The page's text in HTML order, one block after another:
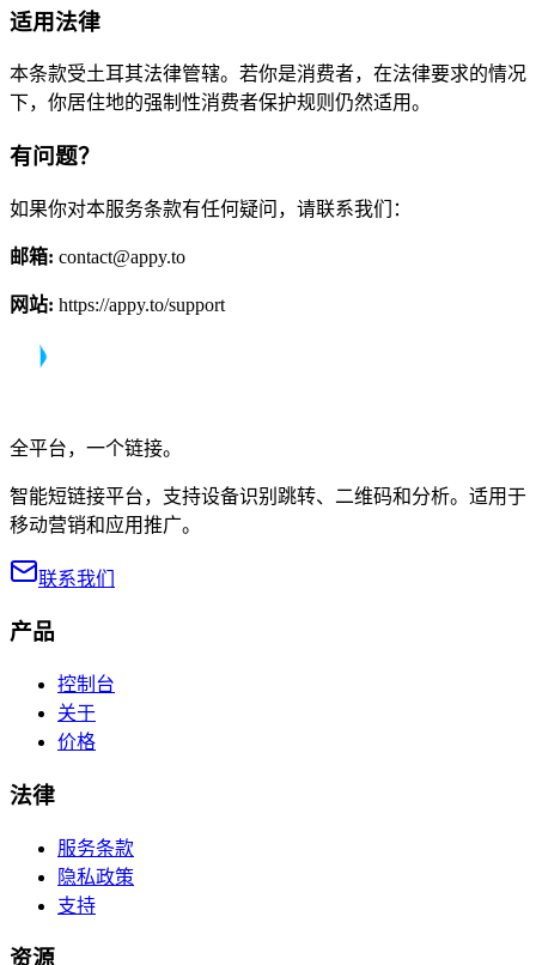
适用法律
本条款受土耳其法律管辖。若你是消费者，在法律要求的情况
下，你居住地的强制性消费者保护规则仍然适用。
有问题？
如果你对本服务条款有任何疑问，请联系我们：
邮箱: contact@appy.to
网站: https://appy.to/support
全平台，一个链接。
智能短链接平台，支持设备识别跳转、二维码和分析。适用于
移动营销和应用推广。
联系我们
产品
控制台
关于
价格
法律
服务条款
隐私政策
支持
资源